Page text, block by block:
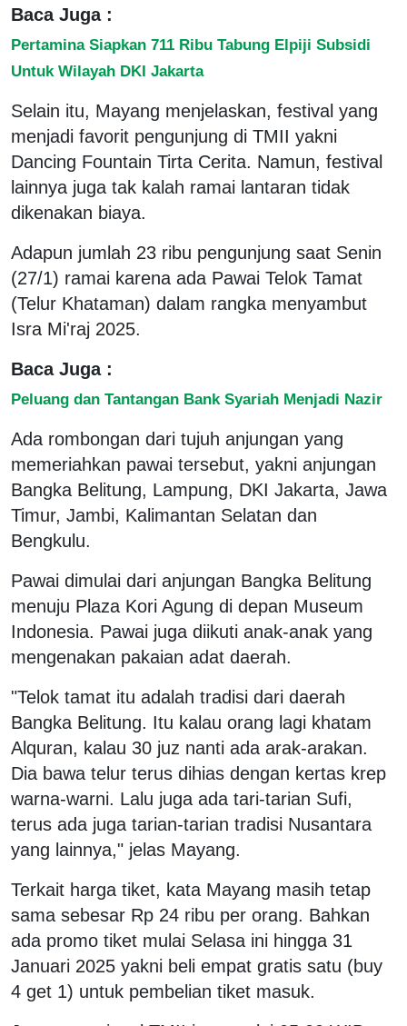
Baca Juga :
Pertamina Siapkan 711 Ribu Tabung Elpiji Subsidi
Untuk Wilayah DKI Jakarta
Selain itu, Mayang menjelaskan, festival yang
menjadi favorit pengunjung di TMII yakni
Dancing Fountain Tirta Cerita. Namun, festival
lainnya juga tak kalah ramai lantaran tidak
dikenakan biaya.
Adapun jumlah 23 ribu pengunjung saat Senin
(27/1) ramai karena ada Pawai Telok Tamat
(Telur Khataman) dalam rangka menyambut
Isra Mi'raj 2025.
Baca Juga :
Peluang dan Tantangan Bank Syariah Menjadi Nazir
Ada rombongan dari tujuh anjungan yang
memeriahkan pawai tersebut, yakni anjungan
Bangka Belitung, Lampung, DKI Jakarta, Jawa
Timur, Jambi, Kalimantan Selatan dan
Bengkulu.
Pawai dimulai dari anjungan Bangka Belitung
menuju Plaza Kori Agung di depan Museum
Indonesia. Pawai juga diikuti anak-anak yang
mengenakan pakaian adat daerah.
"Telok tamat itu adalah tradisi dari daerah
Bangka Belitung. Itu kalau orang lagi khatam
Alquran, kalau 30 juz nanti ada arak-arakan.
Dia bawa telur terus dihias dengan kertas krep
warna-warni. Lalu juga ada tari-tarian Sufi,
terus ada juga tarian-tarian tradisi Nusantara
yang lainnya," jelas Mayang.
Terkait harga tiket, kata Mayang masih tetap
sama sebesar Rp 24 ribu per orang. Bahkan
ada promo tiket mulai Selasa ini hingga 31
Januari 2025 yakni beli empat gratis satu (buy
4 get 1) untuk pembelian tiket masuk.